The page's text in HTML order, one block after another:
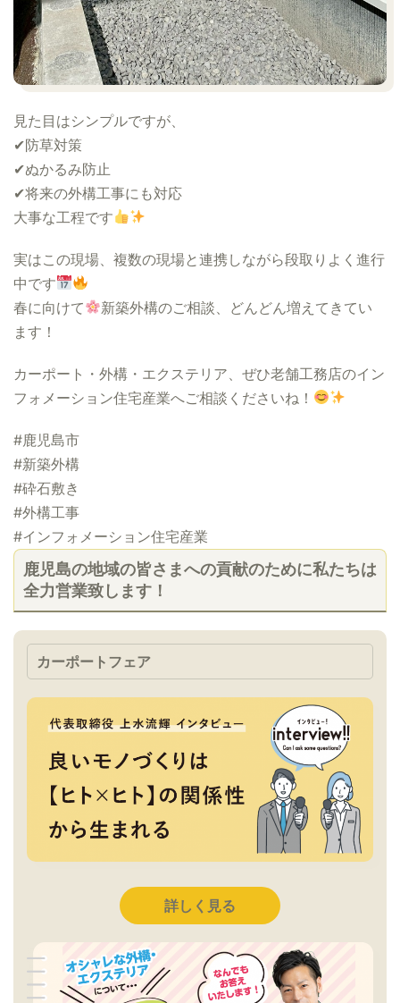
見た目はシンプルですが、
✔︎防草対策
✔︎ぬかるみ防止
✔︎将来の外構工事にも対応
大事な工程です
実はこの現場、複数の現場と連携しながら段取りよく進行
中です
春に向けて
新築外構のご相談、どんどん増えてきてい
ます！
カーポート・外構・エクステリア、ぜひ老舗工務店のイン
フォメーション住宅産業へご相談くださいね！
#鹿児島市
#新築外構
#砕石敷き
#外構工事
#インフォメーション住宅産業
鹿児島の地域の皆さまへの貢献のために私たちは
全力営業致します！
カーポートフェア
詳しく見る